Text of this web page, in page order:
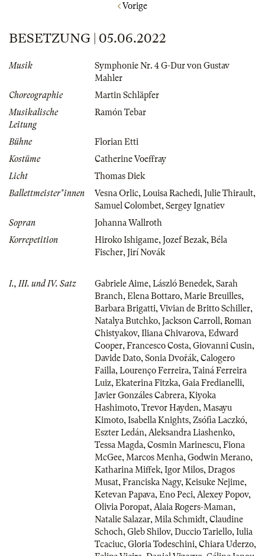
Vorige
BESETZUNG | 05.06.2022
Musik
Symphonie Nr. 4 G-Dur von Gustav
Mahler
Choreographie
Martin Schläpfer
Musikalische
Leitung
Ramón Tebar
Bühne
Florian Etti
Kostüme
Catherine Voeffray
Licht
Thomas Diek
Ballettmeister*innen
Vesna Orlic, Louisa Rachedi, Julie Thirault,
Samuel Colombet, Sergey Ignatiev
Sopran
Johanna Wallroth
Korrepetition
Hiroko Ishigame, Jozef Bezak, Béla
Fischer, Jirí Novák
I., III. und IV. Satz Gabriele Aime, László Benedek, Sarah
Branch, Elena Bottaro, Marie Breuilles,
Barbara Brigatti, Vivian de Britto Schiller,
Natalya Butchko, Jackson Carroll , Roman
Chistyakov, Iliana Chivarova, Edward
Cooper, Francesco Costa, Giovanni Cusin,
Davide Dato, Sonia Dvořák, Calogero
Failla, Lourenço Ferreira, Tainá Ferreira
Luiz, Ekaterina Fitzka, Gaia Fredianelli,
Javier Gonzáles Cabrera, Kiyoka
Hashimoto, Trevor Hayden, Masayu
Kimoto, Isabella Knights, Zsófia Laczkó,
Eszter Ledán, Aleksandra Liashenko,
Tessa Magda, Cosmin Marinescu, Fiona
McGee, Marcos Menha, Godwin Merano,
Katharina Miffek, Igor Milos, Dragos
Musat, Franciska Nagy, Keisuke Nejime,
Ketevan Papava, Eno Peci, Alexey Popov,
Olivia Poropat, Alaia Rogers-Maman,
Natalie Salazar, Mila Schmidt, Claudine
Schoch, Gleb Shilov, Duccio Tariello, Iulia
Tcaciuc, Gloria Todeschini, Chiara Uderzo,